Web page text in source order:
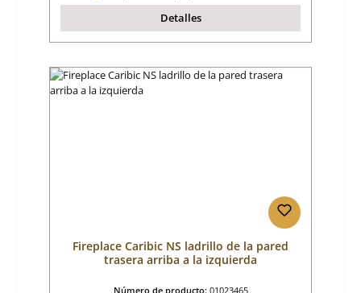
Detalles
Fireplace Caribic NS ladrillo de la pared
trasera arriba a la izquierda
Número de producto: 01023465